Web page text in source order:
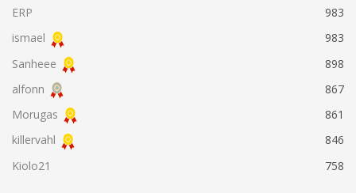
ERP
983
ismael
983
Sanheee
898
alfonn
867
Morugas
861
killervahl
846
Kiolo21
758